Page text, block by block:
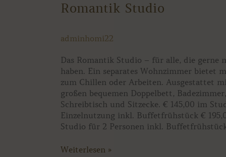
Romantik Studio
adminhomi22
Das Romantik Studio – für alle, die gerne
haben. Ein separates Wohnzimmer bietet
zum Chillen oder Arbeiten. Ausgestattet
großen bequemen Doppelbett, Badezimmer,
Schreibtisch und Sitzecke. € 145,00 im
Einzelnutzung inkl. Buffetfrühstück €
Studio für 2 Personen inkl.
Romantik
Weiterlesen »